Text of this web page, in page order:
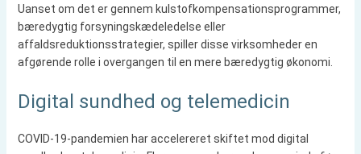
Uanset om det er gennem kulstofkompensationsprogrammer,
bæredygtig forsyningskædeledelse eller
affaldsreduktionsstrategier, spiller disse virksomheder en
afgørende rolle i overgangen til en mere bæredygtig økonomi.
Digital sundhed og telemedicin
COVID-19-pandemien har accelereret skiftet mod digital